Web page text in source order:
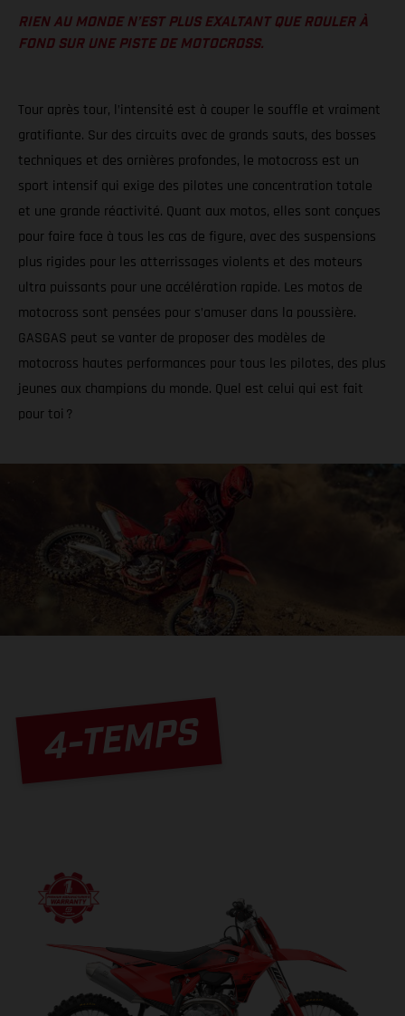
RIEN AU MONDE N’EST PLUS EXALTANT QUE ROULER À
FOND SUR UNE PISTE DE MOTOCROSS.
Tour après tour, l’intensité est à couper le souffle et vraiment
gratifiante. Sur des circuits avec de grands sauts, des bosses
techniques et des ornières profondes, le motocross est un
sport intensif qui exige des pilotes une concentration totale
et une grande réactivité. Quant aux motos, elles sont conçues
pour faire face à tous les cas de figure, avec des suspensions
plus rigides pour les atterrissages violents et des moteurs
ultra puissants pour une accélération rapide. Les motos de
motocross sont pensées pour s’amuser dans la poussière.
GASGAS peut se vanter de proposer des modèles de
motocross hautes performances pour tous les pilotes, des plus
jeunes aux champions du monde. Quel est celui qui est fait
pour toi ?
4-TEMPS